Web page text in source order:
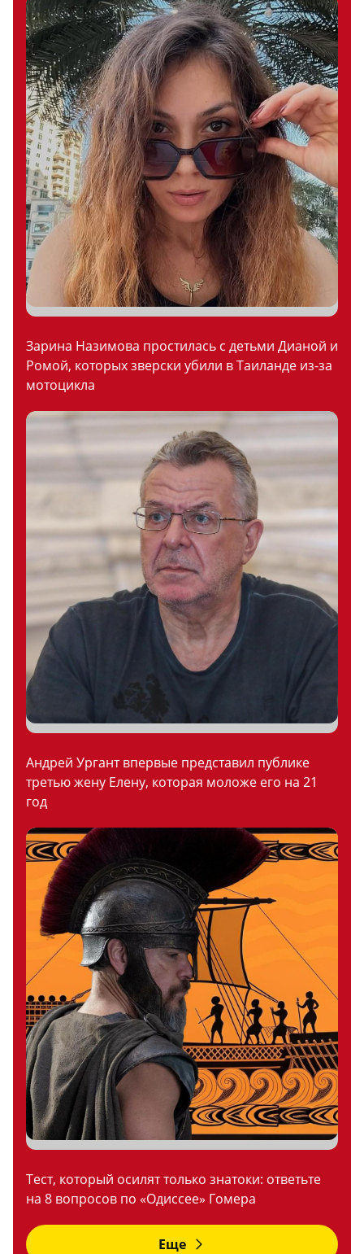
Зарина Назимова простилась с детьми Дианой и
Ромой, которых зверски убили в Таиланде из-за
мотоцикла
Андрей Ургант впервые представил публике
третью жену Елену, которая моложе его на 21
год
Тест, который осилят только знатоки: ответьте
на 8 вопросов по «Одиссее» Гомера
Еще